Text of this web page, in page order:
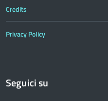
Credits
Privacy Policy
Seguici su